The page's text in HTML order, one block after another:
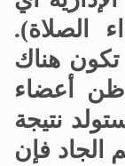
الصلاة).
تكون هناك
أعضاء
نتيجة
الجاد فإن